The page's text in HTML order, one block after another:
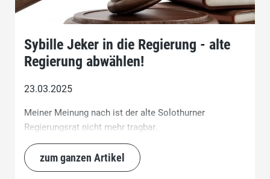
Sybille Jeker in die Regierung - alte
Regierung abwählen!
23.03.2025
Meiner Meinung nach ist der alte Solothurner
Regierungsrat nicht mehr tragbar.
zum ganzen Artikel